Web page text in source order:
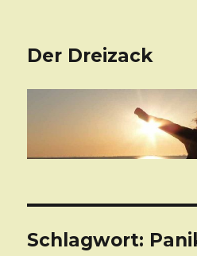
Der Dreizack
Schlagwort: